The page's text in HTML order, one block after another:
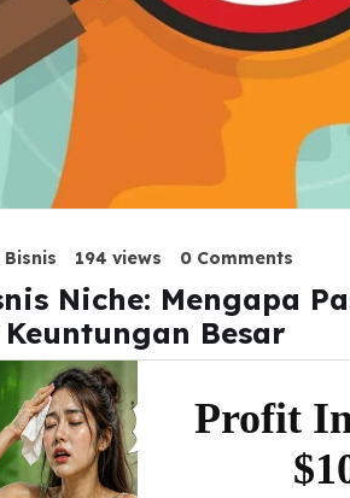
194 views 0 Comments
Niche: Mengapa
Besar